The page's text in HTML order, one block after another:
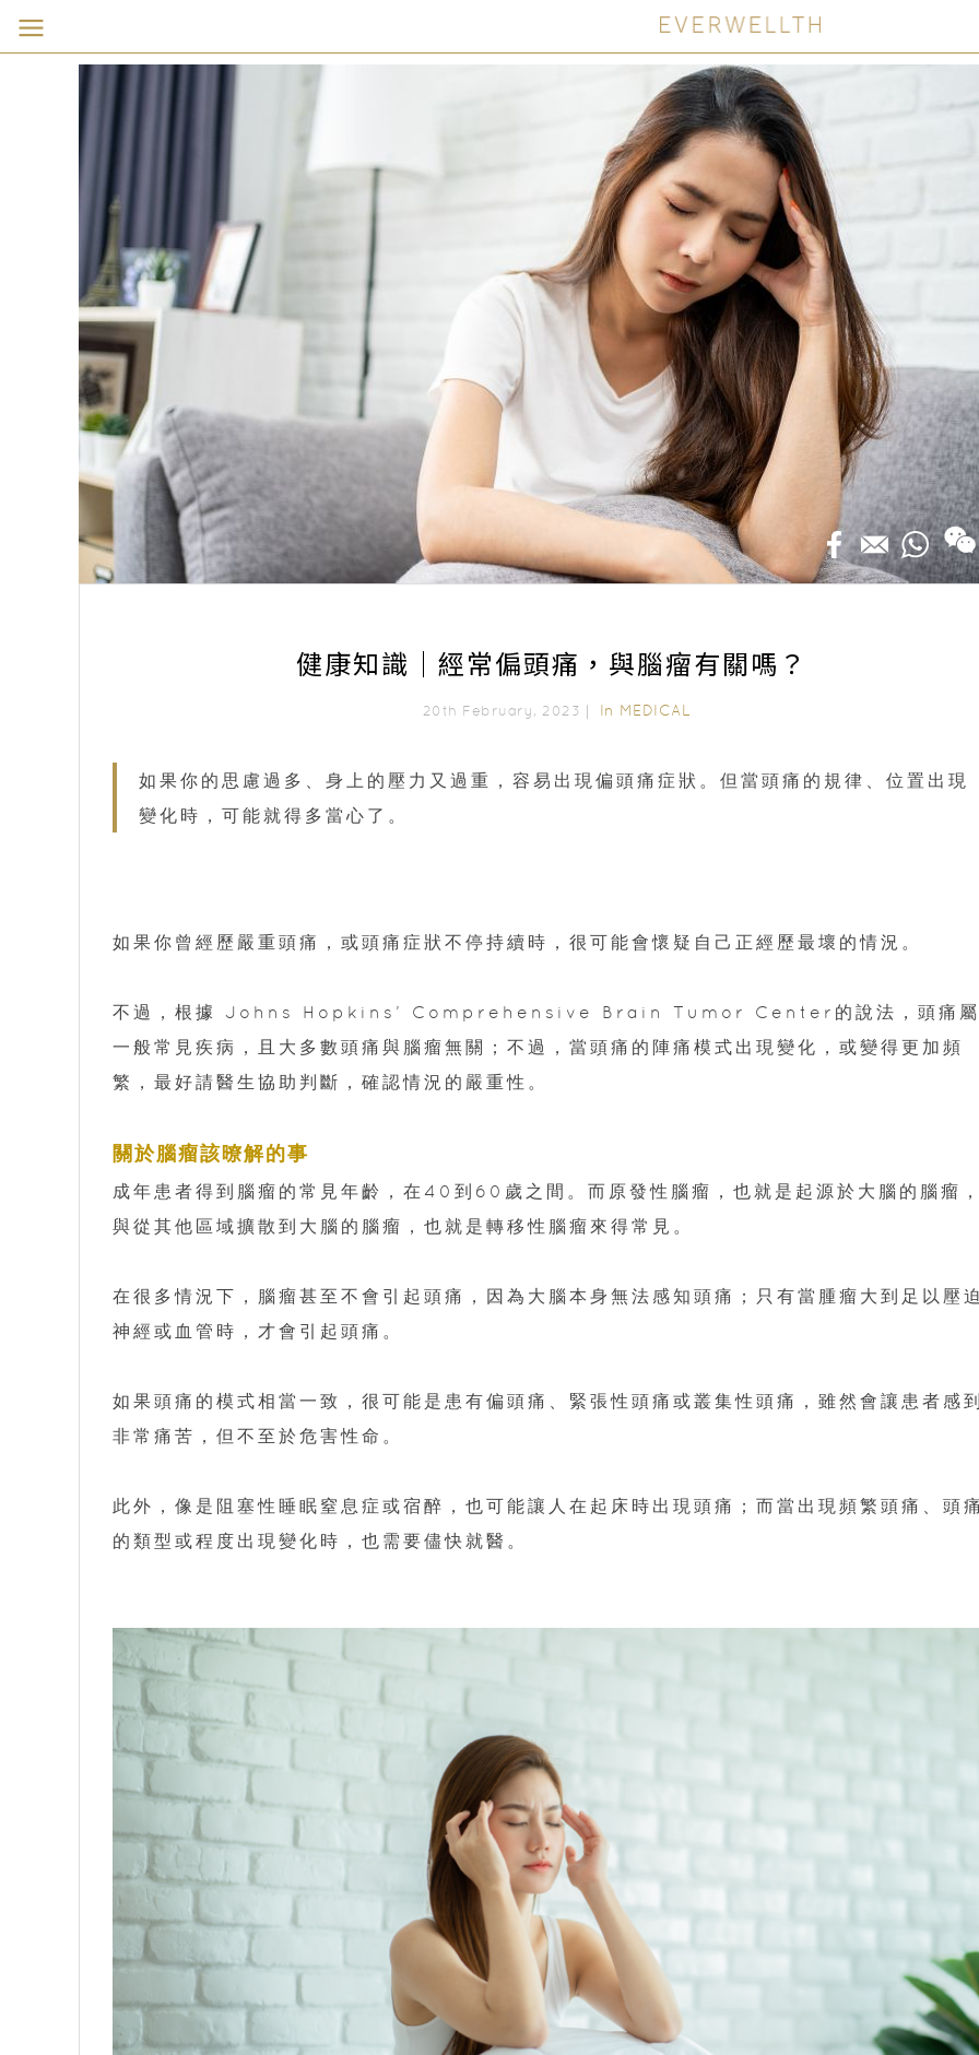
健康知識｜經常偏頭痛，與腦瘤有關嗎？
20th February, 2023｜ In MEDICAL
如果你的思慮過多、身上的壓力又過重，容易出現偏頭痛症狀。但當頭痛的規律、位置出現
變化時，可能就得多當心了。
如果你曾經歷嚴重頭痛，或頭痛症狀不停持續時，很可能會懷疑自己正經歷最壞的情況。
不過，根據 Johns Hopkins’ Comprehensive Brain Tumor Center的說法，頭痛
一般常見疾病，且大多數頭痛與腦瘤無關；不過，當頭痛的陣痛模式出現變化，或變得更加頻
繁，最好請醫生協助判斷，確認情況的嚴重性。
關於腦瘤該暸解的事
成年患者得到腦瘤的常見年齡，在40到60歲之間。而原發性腦瘤，也就是起源於大腦的腦瘤
與從其他區域擴散到大腦的腦瘤，也就是轉移性腦瘤來得常見。
在很多情況下，腦瘤甚至不會引起頭痛，因為大腦本身無法感知頭痛；只有當腫瘤大到足以壓
神經或血管時，才會引起頭痛。
如果頭痛的模式相當一致，很可能是患有偏頭痛、緊張性頭痛或叢集性頭痛，雖然會讓患者感
非常痛苦，但不至於危害性命。
此外，像是阻塞性睡眠窒息症或宿醉，也可能讓人在起床時出現頭痛；而當出現頻繁頭痛、頭
的類型或程度出現變化時，也需要儘快就醫。